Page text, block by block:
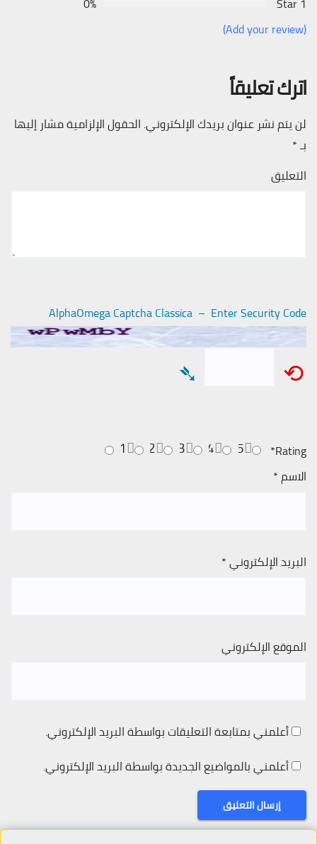
(Add your review)
اترك تعليقاً
لن يتم نشر عنوان بريدك الإلكتروني. الحقول الإلزامية مشار إليها
بـ*
التعليق
AlphaOmega Captcha Classica – Enter Security Code
⟲
➴
Rating
*
5
4
3
2
1
الاسم*
البريد الإلكتروني*
الموقع الإلكتروني
أعلمني بمتابعة التعليقات بواسطة البريد الإلكتروني.
أعلمني بالمواضيع الجديدة بواسطة البريد الإلكتروني.